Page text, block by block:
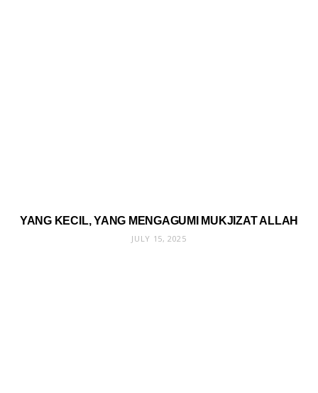
YANG KECIL, YANG MENGAGUMI MUKJIZAT ALLAH
JULY 15, 2025